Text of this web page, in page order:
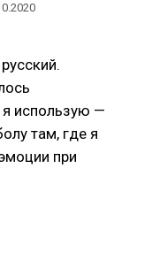
использую —
там, где я
при